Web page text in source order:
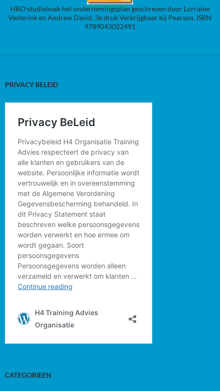
HBO studieboek het ondernemingsplan geschreven door Lorraine
Vesterink en Andrew David. 3e druk Verkrijgbaar bij Pearson. ISBN
9789043022491
PRIVACY BELEID
CATEGORIEEN